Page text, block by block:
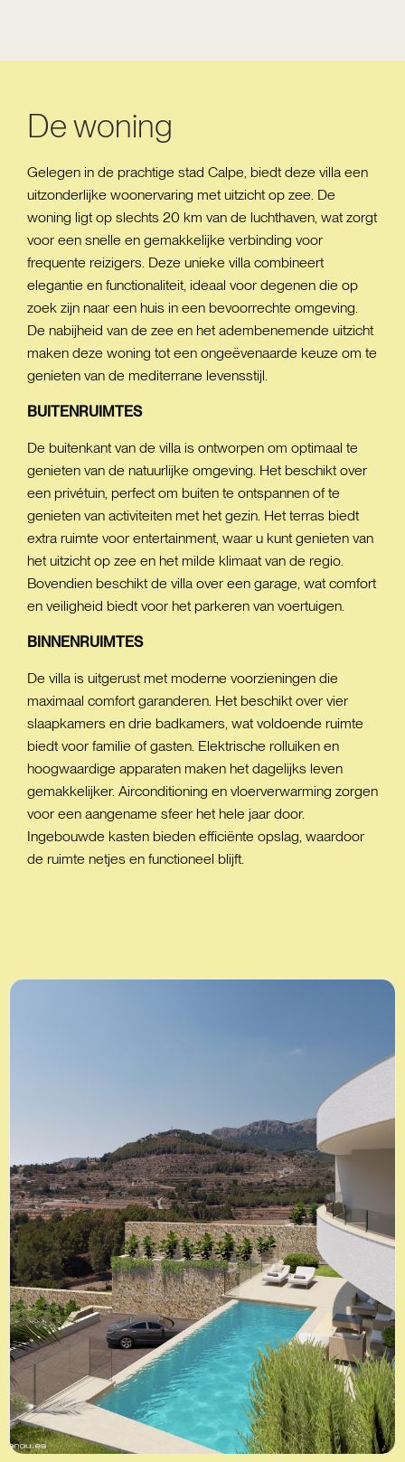
De woning
Gelegen in de prachtige stad Calpe, biedt deze villa een
uitzonderlijke woonervaring met uitzicht op zee. De
woning ligt op slechts 20 km van de luchthaven, wat zorgt
voor een snelle en gemakkelijke verbinding voor
frequente reizigers. Deze unieke villa combineert
elegantie en functionaliteit, ideaal voor degenen die op
zoek zijn naar een huis in een bevoorrechte omgeving.
De nabijheid van de zee en het adembenemende uitzicht
maken deze woning tot een ongeëvenaarde keuze om te
genieten van de mediterrane levensstijl.
BUITENRUIMTES
De buitenkant van de villa is ontworpen om optimaal te
genieten van de natuurlijke omgeving. Het beschikt over
een privétuin, perfect om buiten te ontspannen of te
genieten van activiteiten met het gezin. Het terras biedt
extra ruimte voor entertainment, waar u kunt genieten van
het uitzicht op zee en het milde klimaat van de regio.
Bovendien beschikt de villa over een garage, wat comfort
en veiligheid biedt voor het parkeren van voertuigen.
BINNENRUIMTES
De villa is uitgerust met moderne voorzieningen die
maximaal comfort garanderen. Het beschikt over vier
slaapkamers en drie badkamers, wat voldoende ruimte
biedt voor familie of gasten. Elektrische rolluiken en
hoogwaardige apparaten maken het dagelijks leven
gemakkelijker. Airconditioning en vloerverwarming zorgen
voor een aangename sfeer het hele jaar door.
Ingebouwde kasten bieden efficiënte opslag, waardoor
de ruimte netjes en functioneel blijft.